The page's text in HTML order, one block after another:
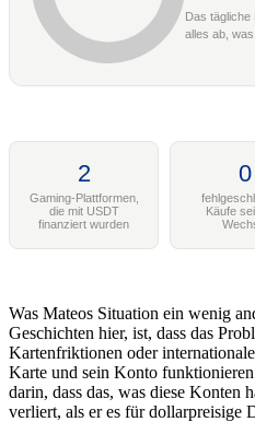
Das
alles ab,
2
Gaming-Plattformen,
die mit USDT
finanziert wurden
0
Käufe
Was Mateos Situation ein wenig
Geschichten hier, ist, dass das
Kartenfriktionen oder
Karte und sein Konto
darin, dass das, was diese Konten
verliert, als er es für dollarpreisige